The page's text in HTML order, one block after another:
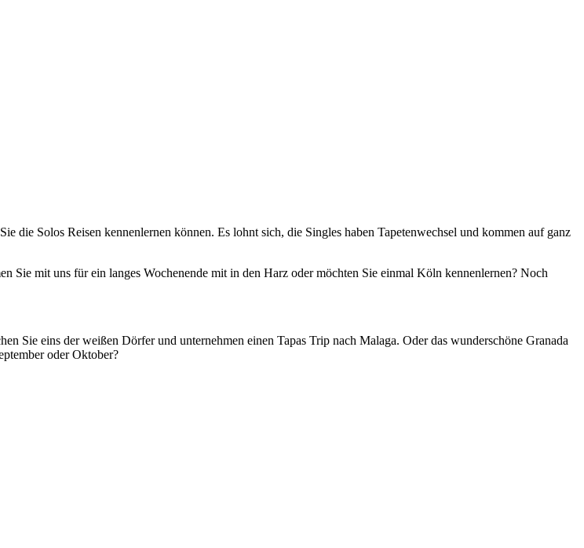
die Solos Reisen kennenlernen können. Es lohnt sich, die Singles haben Tapetenwechsel und kommen auf ganz
Sie mit uns für ein langes Wochenende mit in den Harz oder möchten Sie einmal Köln kennenlernen? Noch
Sie eins der weißen Dörfer und unternehmen einen Tapas Trip nach Malaga. Oder das wunderschöne Granada
oder Oktober?